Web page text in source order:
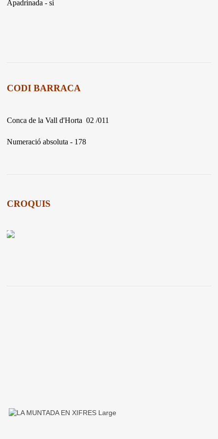
Apadrinada - sí
CODI BARRACA
Conca de la Vall d'Horta 02 /011
Numeració absoluta - 178
CROQUIS